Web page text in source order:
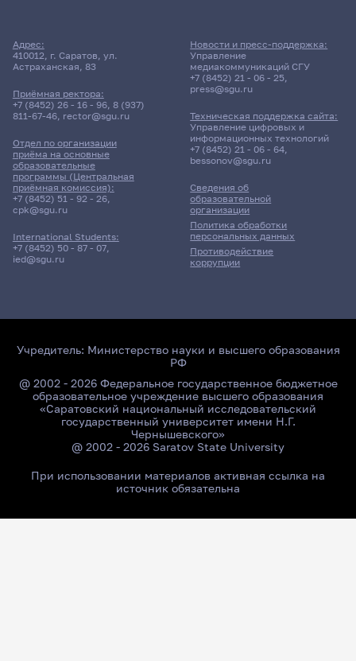
Адрес:
410012, г. Саратов, ул.
Астраханская, 83
Приёмная ректора:
+7 (8452) 26 - 16 - 96, 8 (937)
811-67-46, rector@sgu.ru
Отдел по организации
приёма на основные
образовательные
программы (Центральная
приёмная комиссия):
+7 (8452) 51 - 92 - 26,
cpk@sgu.ru
International Students:
+7 (8452) 50 - 87 - 07,
ied@sgu.ru
Сведения об
образовательной
организации
Политика обработки
персональных данных
Противодействие
коррупции
Новости и пресс-поддержка:
Управление
медиакоммуникаций СГУ
+7 (8452) 21 - 06 - 25,
press@sgu.ru
Техническая поддержка сайта:
Управление цифровых и
информационных технологий
+7 (8452) 21 - 06 - 64,
bessonov@sgu.ru
Учредитель: Министерство науки и высшего образования
РФ
@ 2002 - 2026 Федеральное государственное бюджетное
образовательное учреждение высшего образования
«Саратовский национальный исследовательский
государственный университет имени Н.Г.
Чернышевского»
@ 2002 - 2026 Saratov State University
При использовании материалов активная ссылка на
источник обязательна